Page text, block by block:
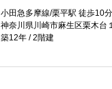
小田急多摩線/栗平駅 徒歩10分
神奈川県川崎市麻生区栗木台
築12年
2階建